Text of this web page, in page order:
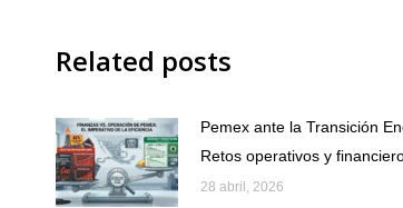
Related posts
Pemex ante la Transición
Retos operativos y
28 abril, 2026